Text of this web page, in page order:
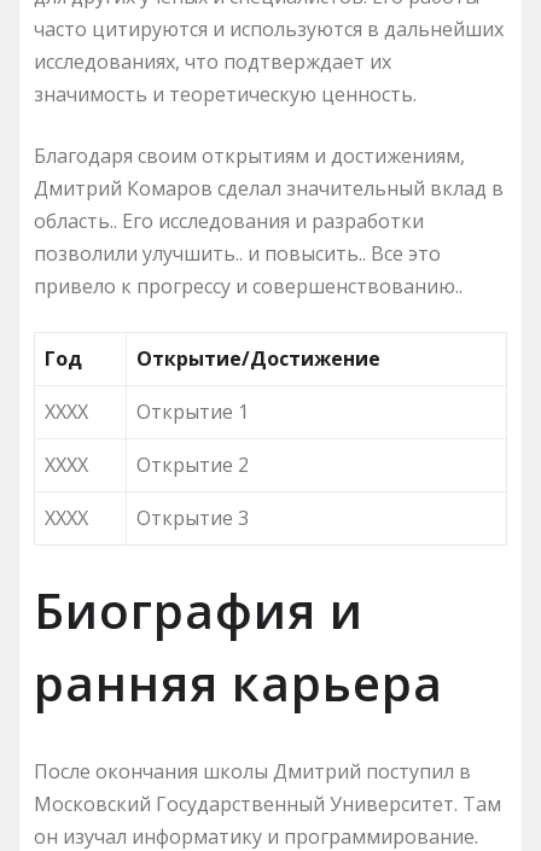
часто цитируются и используются в дальнейших
исследованиях, что подтверждает их
значимость и теоретическую ценность.
Благодаря своим открытиям и достижениям,
Дмитрий Комаров сделал значительный вклад в
область.. Его исследования и разработки
позволили улучшить.. и повысить.. Все это
привело к прогрессу и совершенствованию..
Год
Открытие/Достижение
XXXX
Открытие 1
XXXX
Открытие 2
XXXX
Открытие 3
Биография и
ранняя карьера
После окончания школы Дмитрий поступил в
Московский Государственный Университет. Там
он изучал информатику и программирование.